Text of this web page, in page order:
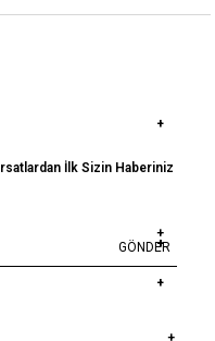
İlk Sizin Haberiniz
GÖNDER